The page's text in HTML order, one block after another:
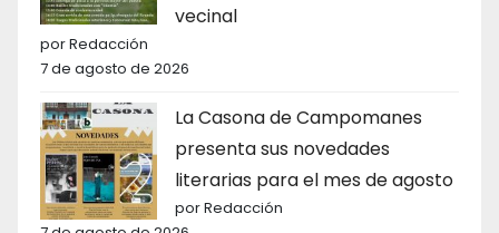
vecinal
por Redacción
7 de agosto de 2026
La Casona de Campomanes
presenta sus novedades
literarias para el mes de agosto
por Redacción